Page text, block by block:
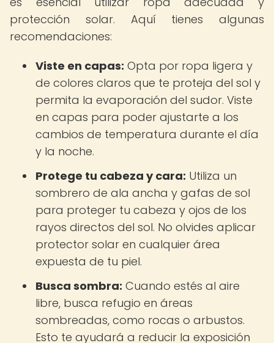
protección solar. Aquí tienes algunas
recomendaciones:
Viste en capas: Opta por ropa ligera y
de colores claros que te proteja del sol y
permita la evaporación del sudor. Viste
en capas para poder ajustarte a los
cambios de temperatura durante el día
y la noche.
Protege tu cabeza y cara: Utiliza un
sombrero de ala ancha y gafas de sol
para proteger tu cabeza y ojos de los
rayos directos del sol. No olvides aplicar
protector solar en cualquier área
expuesta de tu piel.
Busca sombra: Cuando estés al aire
libre, busca refugio en áreas
sombreadas, como rocas o arbustos.
Esto te ayudará a reducir la exposición